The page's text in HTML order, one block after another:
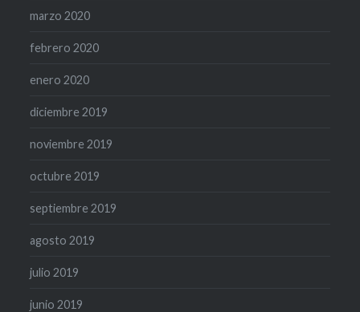
marzo 2020
febrero 2020
enero 2020
diciembre 2019
noviembre 2019
octubre 2019
septiembre 2019
agosto 2019
julio 2019
junio 2019